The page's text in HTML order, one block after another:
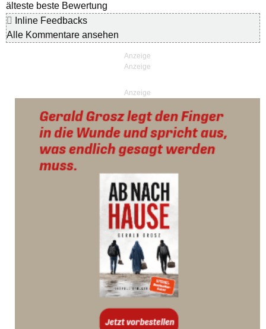
älteste beste Bewertung
Inline Feedbacks
Alle Kommentare ansehen
Anzeige